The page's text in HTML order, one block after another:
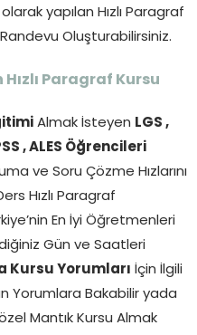
yapılan Hızlı Paragraf
Oluşturabilirsiniz.
Hızlı Paragraf Kursu
Almak İsteyen LGS ,
, ALES Öğrencileri
ve Soru Çözme Hızlarını
Hızlı Paragraf
En İyi Öğretmenleri
Gün ve Saatleri
Kursu Yorumları
İçin İlgili
Yorumlara Bakabilir yada
Mantık Kursu Almak